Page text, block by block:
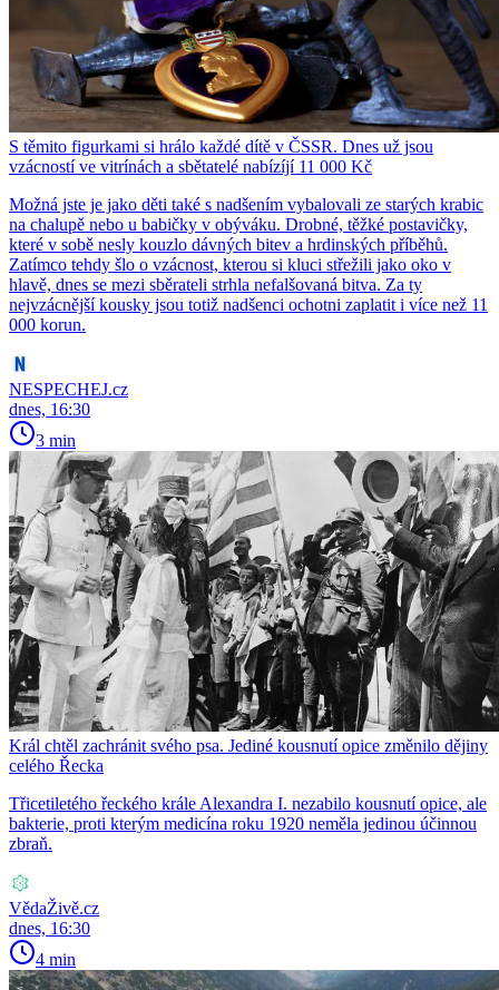
S těmito figurkami si hrálo každé dítě v ČSSR. Dnes už jsou
vzácností ve vitrínách a sbětatelé nabízíjí 11 000 Kč
Možná jste je jako děti také s nadšením vybalovali ze starých krabic
na chalupě nebo u babičky v obýváku. Drobné, těžké postavičky,
které v sobě nesly kouzlo dávných bitev a hrdinských příběhů.
Zatímco tehdy šlo o vzácnost, kterou si kluci střežili jako oko v
hlavě, dnes se mezi sběrateli strhla nefalšovaná bitva. Za ty
nejvzácnější kousky jsou totiž nadšenci ochotni zaplatit i více než 11
000 korun.
NESPECHEJ.cz
dnes, 16:30
3 min
Král chtěl zachránit svého psa. Jediné kousnutí opice změnilo dějiny
celého Řecka
Třicetiletého řeckého krále Alexandra I. nezabilo kousnutí opice, ale
bakterie, proti kterým medicína roku 1920 neměla jedinou účinnou
zbraň.
VědaŽivě.cz
dnes, 16:30
4 min